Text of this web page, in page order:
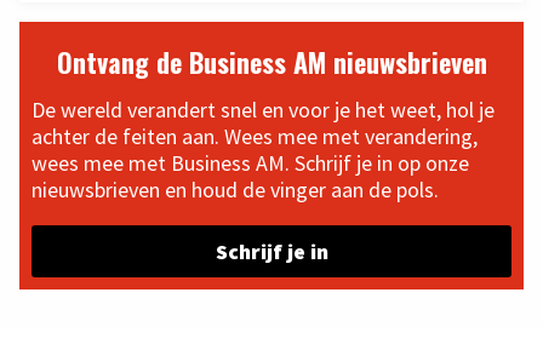
Ontvang de Business AM nieuwsbrieven
De wereld verandert snel en voor je het weet, hol je
achter de feiten aan. Wees mee met verandering,
wees mee met Business AM. Schrijf je in op onze
nieuwsbrieven en houd de vinger aan de pols.
Schrijf je in